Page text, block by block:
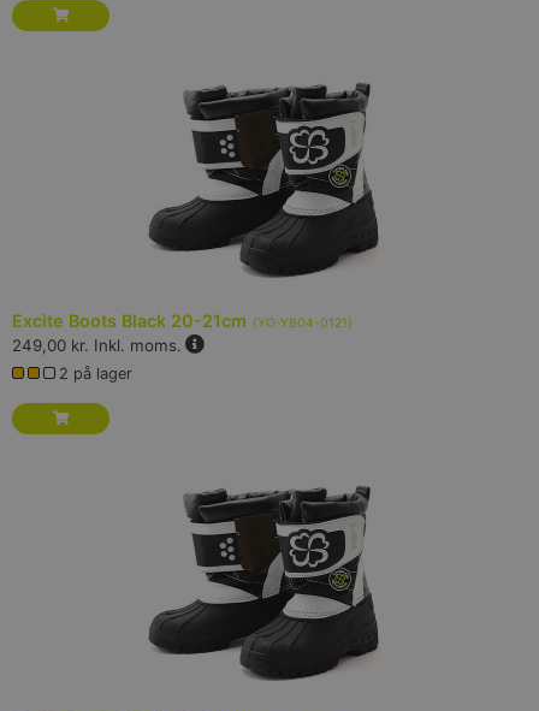
Excite Boots Black 20-21cm (YO-YB04-0121)
249,00 kr. Inkl. moms.
2 på lager